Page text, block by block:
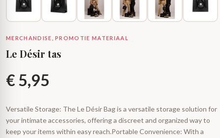
MERCHANDISE, PROMOTIE MATERIAAL
Le Désir tas
€5,95
Versatile Storage: The Le Désir Bag is a versatile storage solution for
your intimate accessories, offering a discreet and organized way to
keep your items within easy reach.Portable Convenience: With a